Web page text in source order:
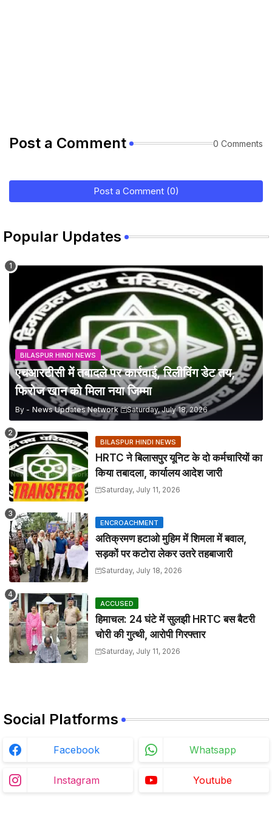
Post a Comment 0 Comments
Post a Comment (0)
Popular Updates
BILASPUR HINDI NEWS
एचआरटीसी में तबादले पर कार्रवाई, रिलीविंग डेट तय,
फिरोज खान को मिला नया जिम्मा
By - News Updates Network Saturday, July 18, 2026
BILASPUR HINDI NEWS
HRTC ने बिलासपुर यूनिट के दो कर्मचारियों का
किया तबादला, कार्यालय आदेश जारी
Saturday, July 11, 2026
ENCROACHMENT
अतिक्रमण हटाओ मुहिम में शिमला में बवाल,
सड़कों पर कटोरा लेकर उतरे तहबाजारी
Saturday, July 18, 2026
ACCUSED
हिमाचल: 24 घंटे में सुलझी HRTC बस बैटरी
चोरी की गुत्थी, आरोपी गिरफ्तार
Saturday, July 11, 2026
Social Platforms
Facebook Whatsapp
Instagram Youtube